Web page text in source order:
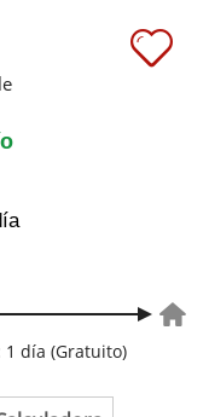
1 día (Gratuito)